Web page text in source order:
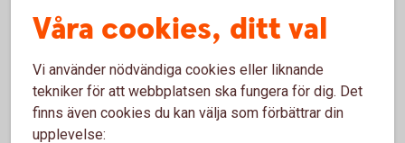
uppdaterad version av operativsystemet på din
Uppdatera operativsystem på mobila
enheter
Våra cookies, ditt val
Vi använder nödvändiga cookies eller liknande
tekniker för att webbplatsen ska fungera för dig. Det
finns även cookies du kan välja som förbättrar din
upplevelse: